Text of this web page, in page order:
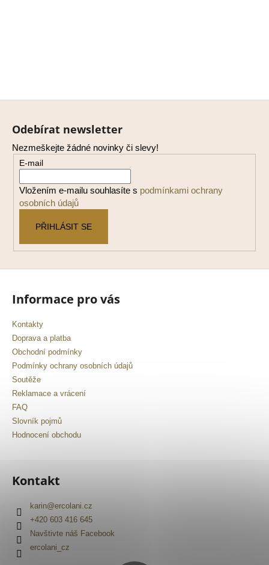
Odebírat newsletter
Nezmeškejte žádné novinky či slevy!
E-mail
Vložením e-mailu souhlasíte s podmínkami ochrany
osobních údajů
PŘIHLÁSIT SE
Informace pro vás
Kontakty
Doprava a platba
Obchodní podmínky
Podmínky ochrany osobních údajů
Soutěže
Reklamace a vrácení
FAQ
Slovník pojmů
Hodnocení obchodu
Kontakt
karin@ercolani.cz
+420 603 416 645
Navštivte náš Facebook
ercolani_cz